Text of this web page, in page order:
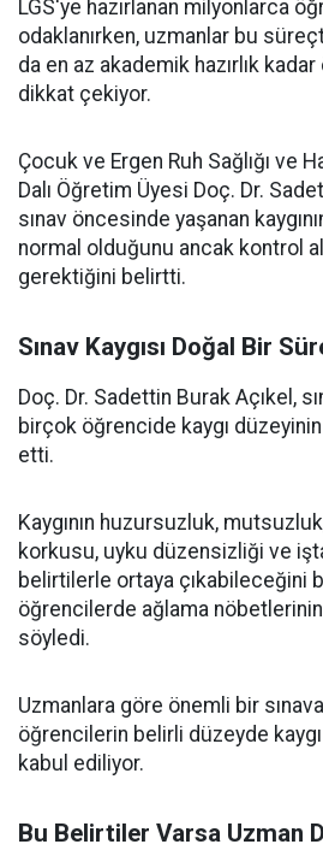
LGS'ye hazırlanan milyonlarca
odaklanırken, uzmanlar bu
da en az akademik hazırlık
dikkat çekiyor.
Çocuk ve Ergen Ruh Sağlığı ve
Dalı Öğretim Üyesi Doç. Dr.
sınav öncesinde yaşanan
normal olduğunu ancak kontrol
gerektiğini belirtti.
Sınav Kaygısı Doğal Bir
Doç. Dr. Sadettin Burak Açıkel,
birçok öğrencide kaygı
etti.
Kaygının huzursuzluk,
korkusu, uyku düzensizliği ve
belirtilerle ortaya çıkabileceğini
öğrencilerde ağlama
söyledi.
Uzmanlara göre önemli bir
öğrencilerin belirli düzeyde kaygı
kabul ediliyor.
Bu Belirtiler Varsa Uzman